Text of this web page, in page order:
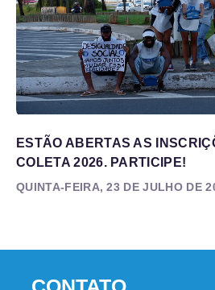
ESTÃO ABERTAS AS
COLETA 2026. PARTICIPE!
QUINTA-FEIRA, 23 DE JULHO DE